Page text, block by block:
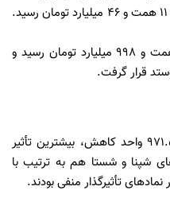
ارزش بازار اول و دوم فرابورس ایران به ۱۱ همت و ۴۶ میلیارد تومان رسید.
ارزش بازار پایه فرابورس ایران به ۲ همت و ۹۹۸ میلیارد تومان رسید و
در بین نمادهای بورسی، فارس با ۹۷۱.۵۳ واحد کاهش، بیشترین تأثیر
شپنا و شستا هم به ترتیب با